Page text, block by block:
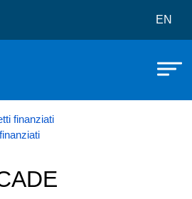
Studi di Messina
EN
finanziati